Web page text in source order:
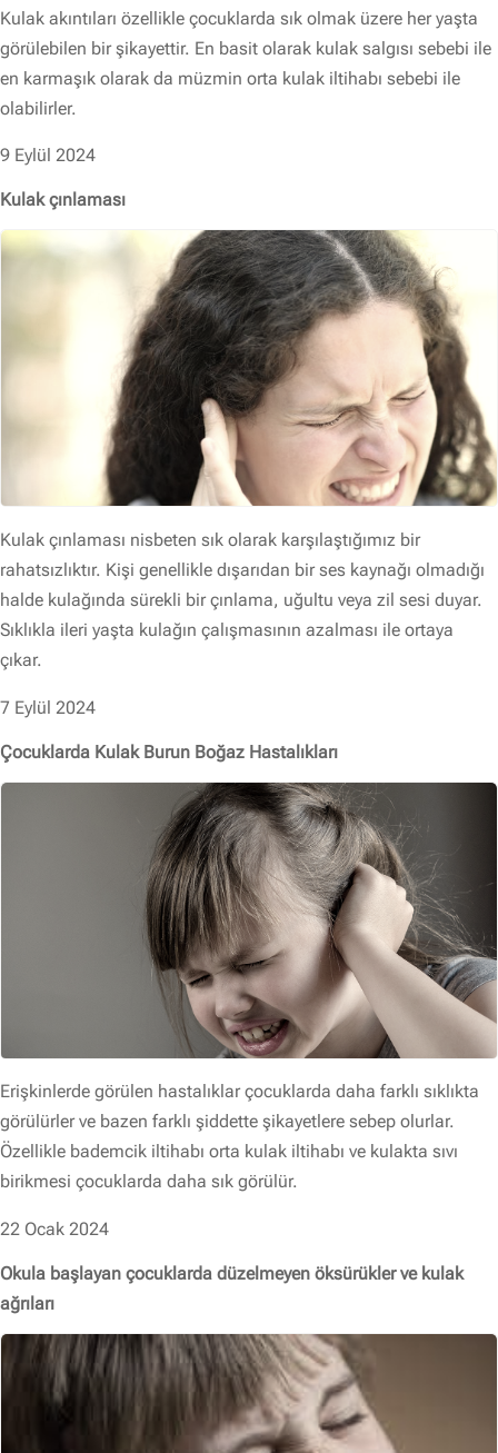
Kulak akıntıları özellikle çocuklarda sık olmak üzere her yaşta
görülebilen bir şikayettir. En basit olarak kulak salgısı sebebi ile
en karmaşık olarak da müzmin orta kulak iltihabı sebebi ile
olabilirler.
9 Eylül 2024
Kulak çınlaması
Kulak çınlaması nisbeten sık olarak karşılaştığımız bir
rahatsızlıktır. Kişi genellikle dışarıdan bir ses kaynağı olmadığı
halde kulağında sürekli bir çınlama, uğultu veya zil sesi duyar.
Sıklıkla ileri yaşta kulağın çalışmasının azalması ile ortaya
çıkar.
7 Eylül 2024
Çocuklarda Kulak Burun Boğaz Hastalıkları
Erişkinlerde görülen hastalıklar çocuklarda daha farklı sıklıkta
görülürler ve bazen farklı şiddette şikayetlere sebep olurlar.
Özellikle bademcik iltihabı orta kulak iltihabı ve kulakta sıvı
birikmesi çocuklarda daha sık görülür.
22 Ocak 2024
Okula başlayan çocuklarda düzelmeyen öksürükler ve kulak
ağrıları